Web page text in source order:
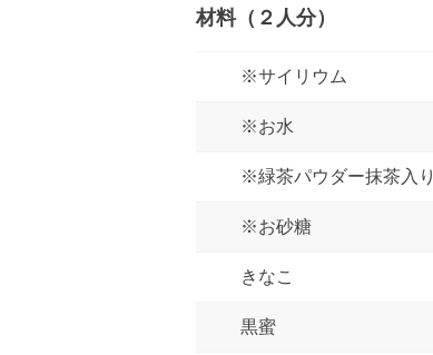
材料（２人分）
※サイリウム
※お水
※緑茶パウダー抹茶入り
※お砂糖
きなこ
黒蜜